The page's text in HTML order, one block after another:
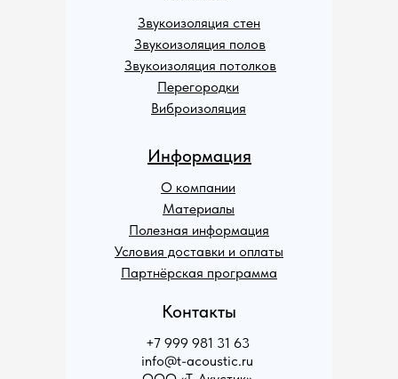
Звукоизоляция стен
Звукоизоляция полов
Звукоизоляция потолков
Перегородки
Виброизоляция
Информация
О компании
Материалы
Полезная информация
Условия доставки и оплаты
Партнёрская программа
Контакты
+7 999 981 31 63
info@t-acoustic.ru